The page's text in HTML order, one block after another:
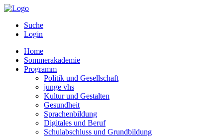
Suche
Login
Home
Sommerakademie
Programm
Politik und Gesellschaft
junge vhs
Kultur und Gestalten
Gesundheit
Sprachenbildung
Digitales und Beruf
Schulabschluss und Grundbildung